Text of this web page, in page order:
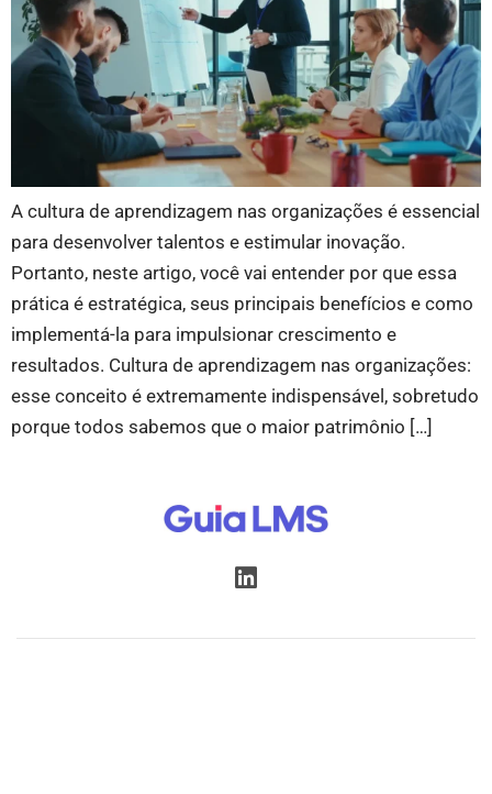
A cultura de aprendizagem nas organizações é essencial
para desenvolver talentos e estimular inovação.
Portanto, neste artigo, você vai entender por que essa
prática é estratégica, seus principais benefícios e como
implementá-la para impulsionar crescimento e
resultados. Cultura de aprendizagem nas organizações:
esse conceito é extremamente indispensável, sobretudo
porque todos sabemos que o maior patrimônio […]